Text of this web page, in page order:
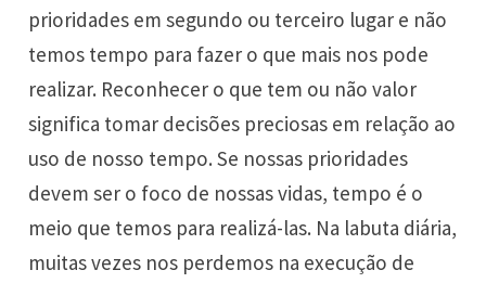
prioridades em segundo ou terceiro lugar e não
temos tempo para fazer o que mais nos pode
realizar. Reconhecer o que tem ou não valor
significa tomar decisões preciosas em relação ao
uso de nosso tempo. Se nossas prioridades
devem ser o foco de nossas vidas, tempo é o
meio que temos para realizá-las. Na labuta diária,
muitas vezes nos perdemos na execução de